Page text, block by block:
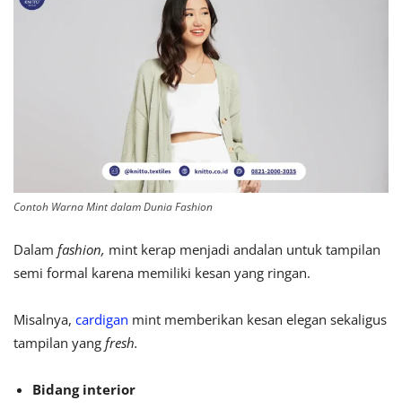
Contoh Warna Mint dalam Dunia Fashion
Dalam fashion, mint kerap menjadi andalan untuk tampilan
semi formal karena memiliki kesan yang ringan.
Misalnya, cardigan mint memberikan kesan elegan sekaligus
tampilan yang fresh.
Bidang interior